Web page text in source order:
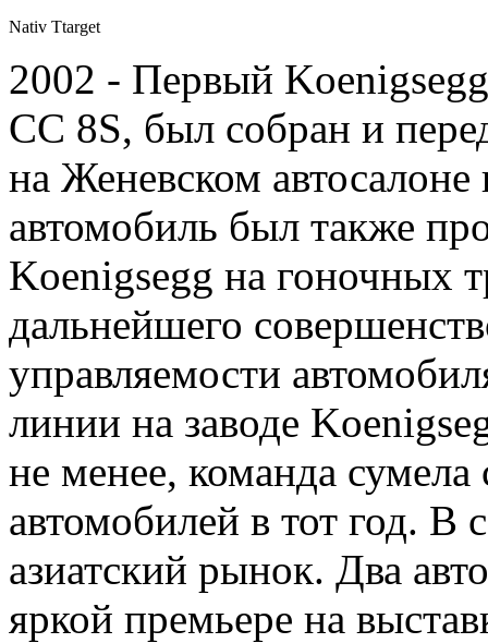
Nativ Ttarget
2002 - Первый
CC 8S, был собран и
на Женевском
автомобиль был также
Koenigsegg на гоночных
дальнейшего
управляемости
линии на заводе
не менее, команда
автомобилей в тот год. В
азиатский рынок. Два
яркой премьере на